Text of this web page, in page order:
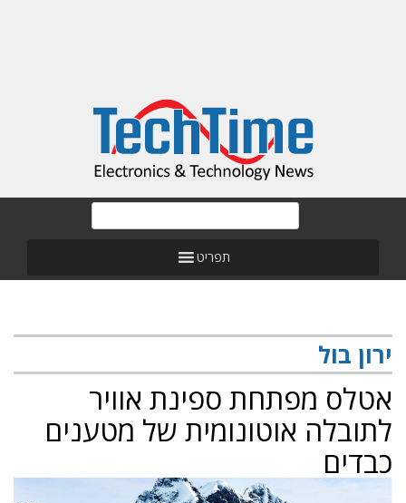
תפריט
ירון בול
אטלס מפתחת ספינת אוויר
לתובלה אוטונומית של מטענים
כבדים